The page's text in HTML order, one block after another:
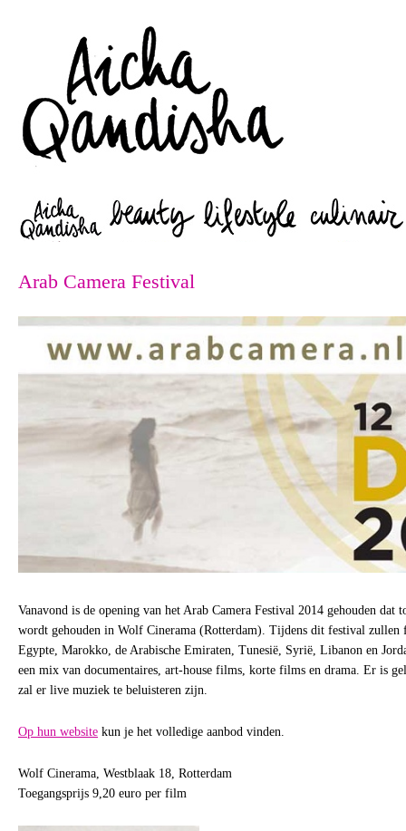
Arab Camera Festival
Vanavond is de opening van het Arab Camera Festival 2014 gehouden dat
wordt gehouden in Wolf Cinerama (Rotterdam). Tijdens dit festival zullen
Egypte, Marokko, de Arabische Emiraten, Tunesië, Syrië, Libanon en
een mix van documentaires, art-house films, korte films en drama. Er is
zal er live muziek te beluisteren zijn.
Op hun website kun je het volledige aanbod vinden.
Wolf Cinerama, Westblaak 18, Rotterdam
Toegangsprijs 9,20 euro per film